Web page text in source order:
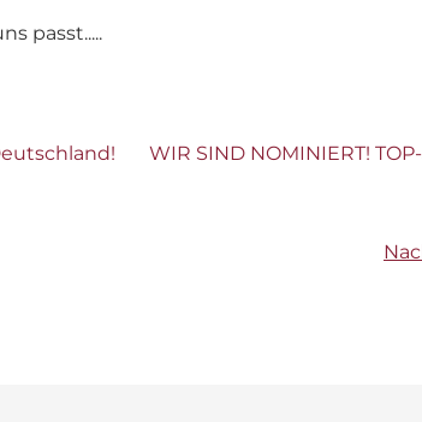
passt.....
WIR SIND NOMINIERT!